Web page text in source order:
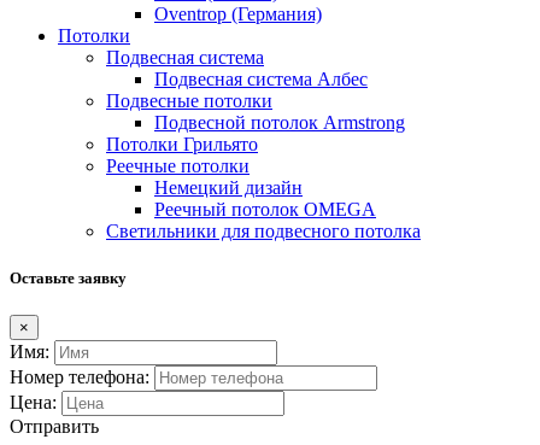
Oventrop (Германия)
Потолки
Подвесная система
Подвесная система Албес
Подвесные потолки
Подвесной потолок Armstrong
Потолки Грильято
Реечные потолки
Немецкий дизайн
Реечный потолок OMEGA
Светильники для подвесного потолка
Оставьте заявку
×
Имя:
Номер телефона:
Цена:
Отправить